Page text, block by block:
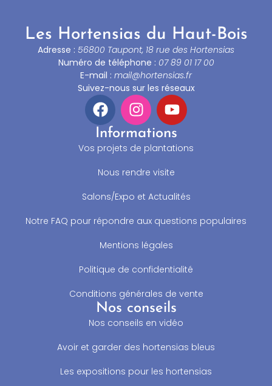
Les Hortensias du Haut-Bois
Adresse : 56800 Taupont, 18 rue des Hortensias
Numéro de téléphone : 07 89 01 17 00
E-mail : mail@hortensias.fr
Suivez-nous sur les réseaux
Informations
Vos projets de plantations
Nous rendre visite
Salons/Expo et Actualités
Notre FAQ pour répondre aux questions populaires
Mentions légales
Politique de confidentialité
Conditions générales de vente
Nos conseils
Nos conseils en vidéo
Avoir et garder des hortensias bleus
Les expositions pour les hortensias